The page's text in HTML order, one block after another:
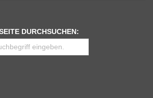
DURCHSUCHEN: